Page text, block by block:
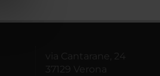
via Cantarane, 24
37129 Verona